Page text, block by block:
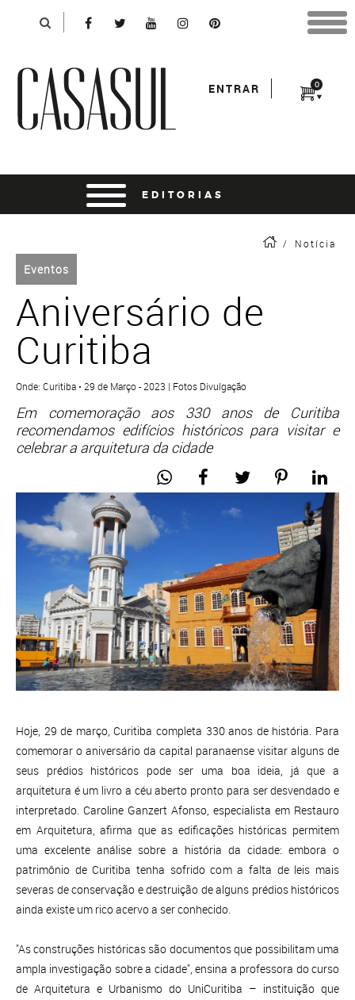
0
ENTRAR
/ Notícia
Eventos
Aniversário de
Curitiba
Onde: Curitiba • 29 de Março - 2023 | Fotos Divulgação
Em comemoração aos 330 anos de Curitiba
recomendamos edifícios históricos para visitar e
celebrar a arquitetura da cidade
Hoje, 29 de março, Curitiba completa 330 anos de história. Para
comemorar o aniversário da capital paranaense visitar alguns de
seus prédios históricos pode ser uma boa ideia, já que a
arquitetura é um livro a céu aberto pronto para ser desvendado e
interpretado. Caroline Ganzert Afonso, especialista em Restauro
em Arquitetura, afirma que as edificações históricas permitem
uma excelente análise sobre a história da cidade: embora o
patrimônio de Curitiba tenha sofrido com a falta de leis mais
severas de conservação e destruição de alguns prédios históricos
ainda existe um rico acervo a ser conhecido.
"As construções históricas são documentos que possibilitam uma
ampla investigação sobre a cidade", ensina a professora do curso
de Arquitetura e Urbanismo do UniCuritiba – instituição que
*Para finalizar sua compra informe seu e-mail:
*Senha:
entrar usando o facebook